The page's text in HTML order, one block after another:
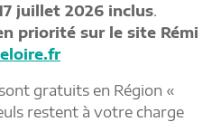
juillet 2026 inclus.
priorité sur le site Rémi
gratuits en Région «
restent à votre charge